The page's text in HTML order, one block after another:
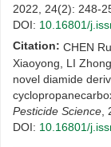
2022, 24(2): 248-
DOI: 10.16801/
Citation: CHEN
Xiaoyong, LI
novel diamide
Pesticide Science
DOI: 10.16801/